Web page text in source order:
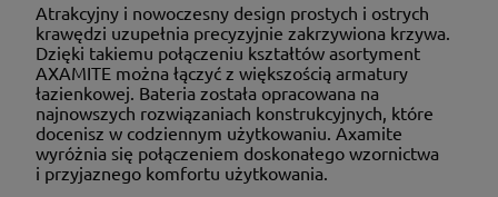
Atrakcyjny i nowoczesny design prostych i ostrych
krawędzi uzupełnia precyzyjnie zakrzywiona krzywa.
Dzięki takiemu połączeniu kształtów asortyment
AXAMITE można łączyć z większością armatury
łazienkowej. Bateria została opracowana na
najnowszych rozwiązaniach konstrukcyjnych, które
docenisz w codziennym użytkowaniu. Axamite
wyróżnia się połączeniem doskonałego wzornictwa
i przyjaznego komfortu użytkowania.